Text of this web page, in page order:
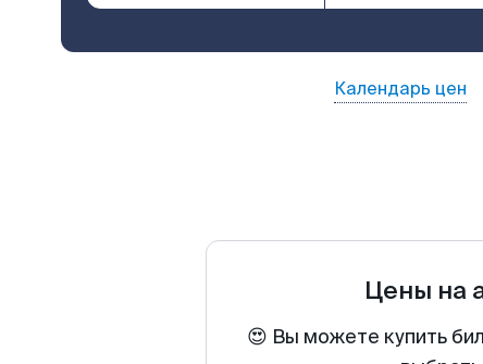
Календарь цен
Цены на
😍 Вы можете купить